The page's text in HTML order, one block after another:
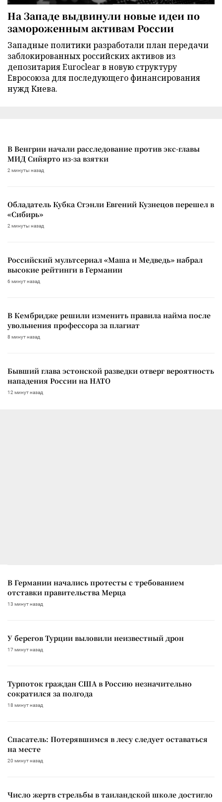
На Западе выдвинули новые идеи по
замороженным активам России
Западные политики разработали план передачи
заблокированных российских активов из
депозитария Euroclear в новую структуру
Евросоюза для последующего финансирования
нужд Киева.
В Венгрии начали расследование против экс-главы
МИД Сийярто из-за взятки
2 минуты назад
Обладатель Кубка Стэнли Евгений Кузнецов перешел в
«Сибирь»
2 минуты назад
Российский мультсериал «Маша и Медведь» набрал
высокие рейтинги в Германии
6 минут назад
В Кембридже решили изменить правила найма после
увольнения профессора за плагиат
8 минут назад
Бывший глава эстонской разведки отверг вероятность
нападения России на НАТО
12 минут назад
В Германии начались протесты с требованием
отставки правительства Мерца
13 минут назад
У берегов Турции выловили неизвестный дрон
17 минут назад
Турпоток граждан США в Россию незначительно
сократился за полгода
18 минут назад
Спасатель: Потерявшимся в лесу следует оставаться
на месте
20 минут назад
Число жертв стрельбы в таиландской школе достигло